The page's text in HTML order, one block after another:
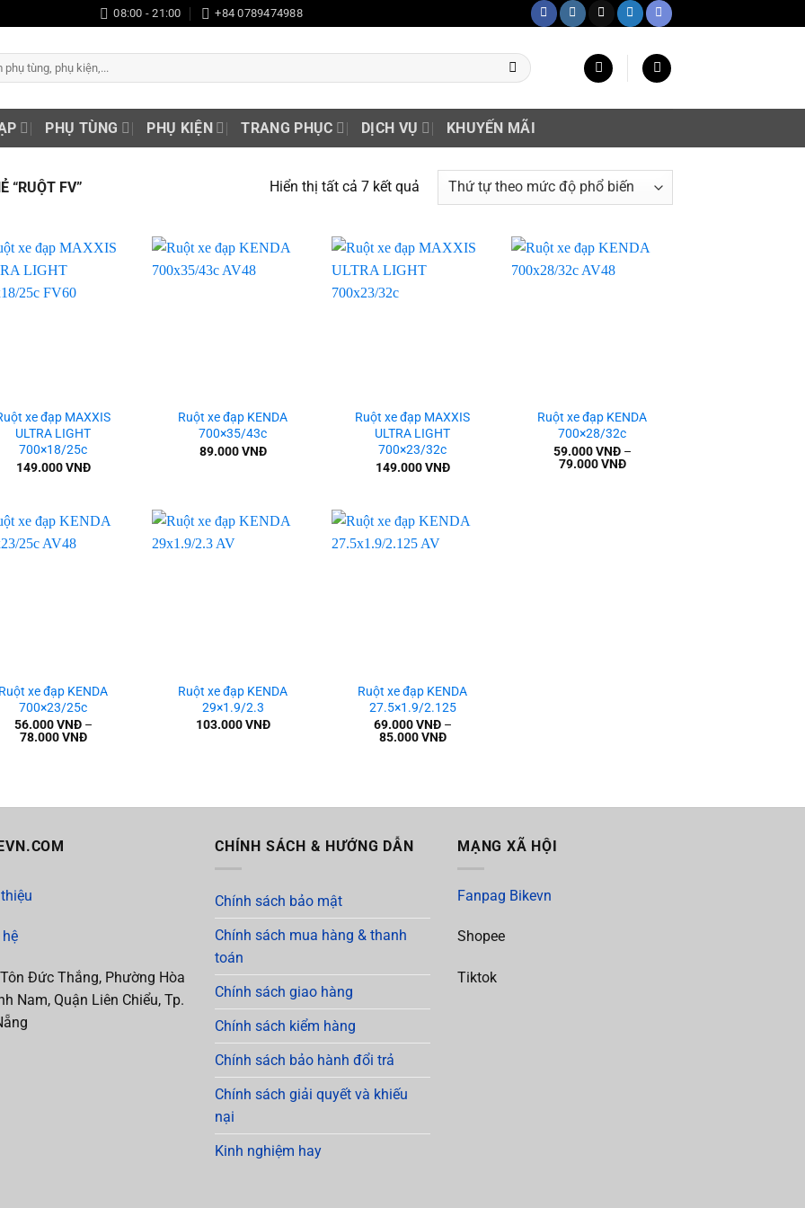
08:00 - 21:00 +84 0789474988
PHỤ TÙNG PHỤ KIỆN TRANG PHỤC DỊCH VỤ KHUYẾN MÃI
“RUỘT FV” Hiển thị tất cả 7 kết quả
xe đạp MAXXIS
ULTRA LIGHT
700×18/25c
149.000VNĐ
Ruột xe đạp KENDA
700×35/43c
89.000VNĐ
Ruột xe đạp MAXXIS
ULTRA LIGHT
700×23/32c
149.000VNĐ
Ruột xe đạp KENDA
700×28/32c
59.000VNĐ–
79.000VNĐ
xe đạp KENDA
700×23/25c
56.000VNĐ–
78.000VNĐ
Ruột xe đạp KENDA
29×1.9/2.3
103.000VNĐ
Ruột xe đạp KENDA
27.5×1.9/2.125
69.000VNĐ–
85.000VNĐ
Đức Thắng, Phường Hòa
Nam, Quận Liên Chiểu, Tp.
CHÍNH SÁCH & HƯỚNG DẪN
Chính sách bảo mật
Chính sách mua hàng & thanh
toán
Chính sách giao hàng
Chính sách kiểm hàng
Chính sách bảo hành đổi trả
Chính sách giải quyết và khiếu
nại
Kinh nghiệm hay
MẠNG XÃ HỘI
Fanpag Bikevn
Shopee
Tiktok